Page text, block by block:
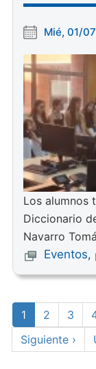
Mié, 01/
Los alumnos
Diccionario
Navarro
Eventos,
Paginación
Página
actual
1 Page
2 Page
3
Siguiente
página
Siguiente ›